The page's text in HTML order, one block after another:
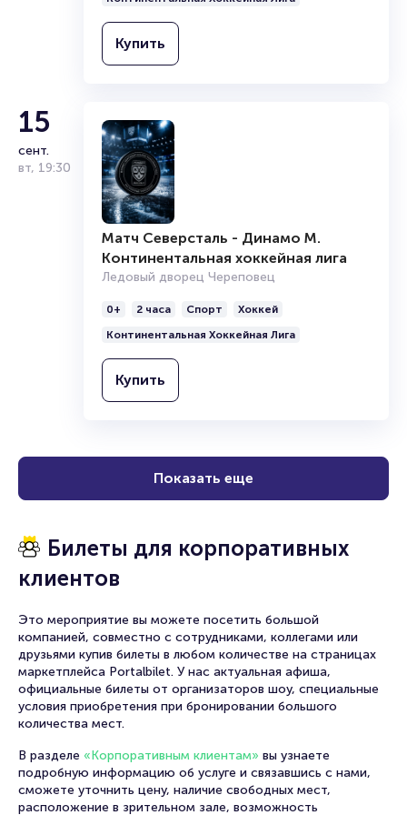
Ледовый дворец Череповец
0+
Континентальная Хоккейная Лига
Купить
15
сент.
вт, 19:30
Матч Северсталь - Динамо М.
Континентальная хоккейная лига
Ледовый дворец Череповец
0+ 2 часа Спорт
Хоккей
Континентальная Хоккейная Лига
Купить
Показать еще
Билеты для корпоративных
клиентов
Это мероприятие вы можете посетить большой
компанией, совместно с сотрудниками, коллегами или
друзьями купив билеты в любом количестве на страницах
маркетплейса Portalbilet. У нас актуальная афиша,
официальные билеты от организаторов шоу, специальные
условия приобретения при бронировании большого
количества мест.
В разделе «Корпоративным клиентам» вы узнаете
подробную информацию об услуге и связавшись с нами,
сможете уточнить цену, наличие свободных мест,
расположение в зрительном зале, возможность